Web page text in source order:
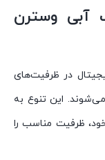
آبی وسترن
در ظرفیت‌های
6 ترابایت عرضه می‌شوند. این تنوع به
ظرفیت مناسب را